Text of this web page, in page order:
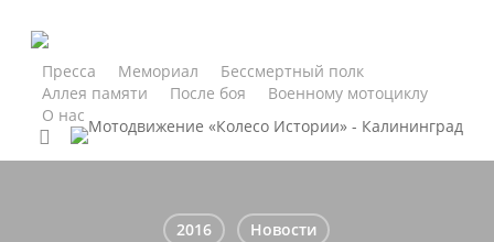
content
Пресса Мемориал
Бессмертный полк
Аллея памяти
После боя
Военному мотоциклу
О нас
search
2016 Новости